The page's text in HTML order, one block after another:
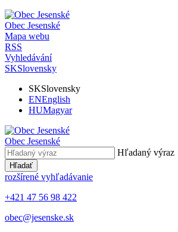
Obec Jesenské
Mapa webu
RSS
Vyhledávání
SKSlovensky
SKSlovensky
ENEnglish
HUMagyar
Obec Jesenské
Hľadaný výraz
Hľadať
rozšírené vyhľadávanie
+421 47 56 98 422
obec@jesenske.sk